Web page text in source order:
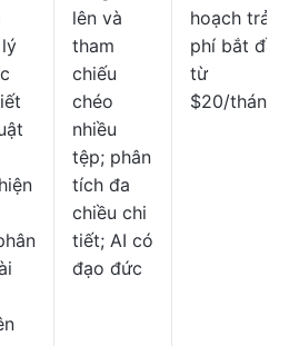
lên và
tham
chiếu
chéo
nhiều
tệp; phân
tích đa
chiều chi
tiết; AI có
đạo đức
hoạch trả
phí bắt đầu
từ
$20/tháng